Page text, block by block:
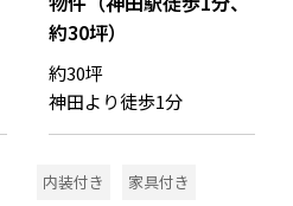
約30坪）
約30坪
神田より徒歩1分
内装付き
家具付き